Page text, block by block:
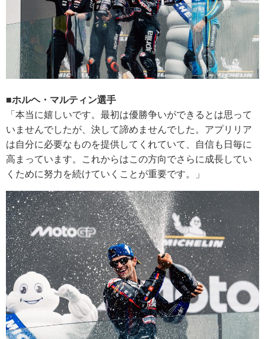
■ホルヘ・マルティン選手
「本当に嬉しいです。最初は優勝争いができるとは思って
いませんでしたが、決して諦めませんでした。アプリリア
は自分に必要なものを提供してくれていて、自信も日毎に
高まっています。これからはこの方向でさらに成長してい
くために努力を続けていくことが重要です。」